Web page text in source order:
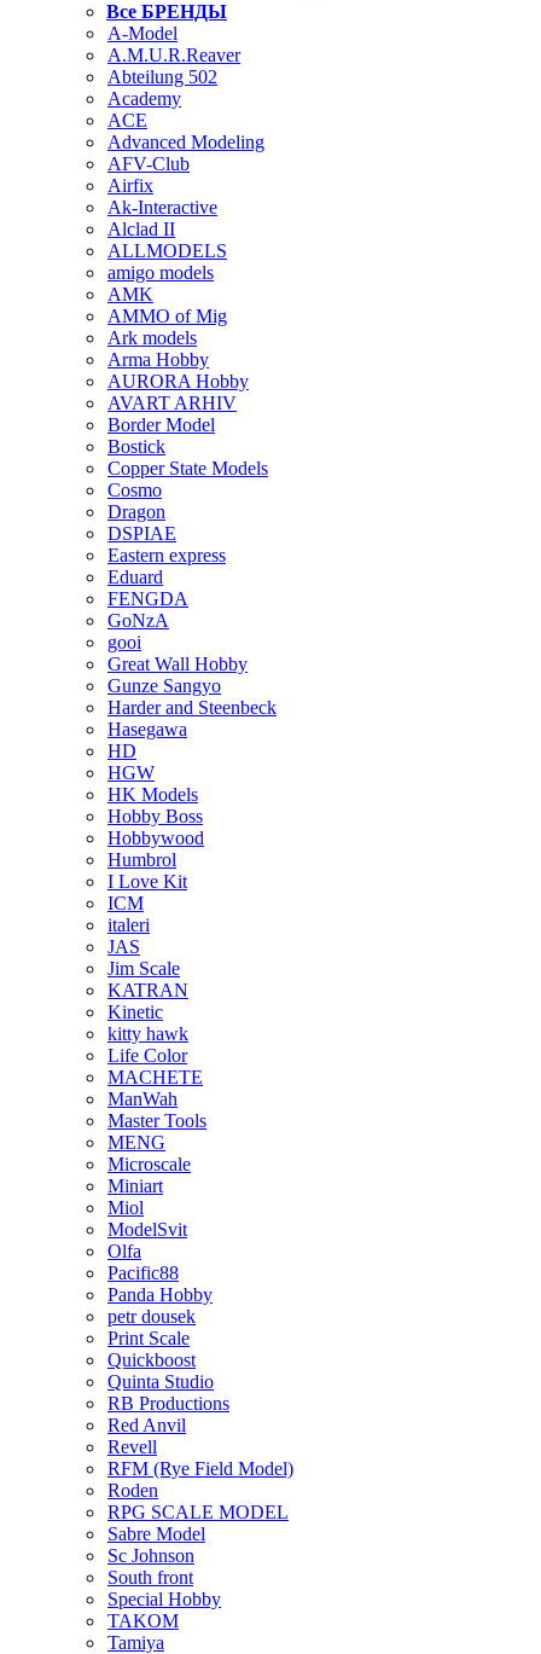
Все БРЕНДЫ
A-Model
A.M.U.R.Reaver
Abteilung 502
Academy
ACE
Advanced Modeling
AFV-Club
Airfix
Ak-Interactive
Alclad II
ALLMODELS
amigo models
AMK
AMMO of Mig
Ark models
Arma Hobby
AURORA Hobby
AVART ARHIV
Border Model
Bostick
Copper State Models
Cosmo
Dragon
DSPIAE
Eastern express
Eduard
FENGDA
GoNzA
gooi
Great Wall Hobby
Gunze Sangyo
Harder and Steenbeck
Hasegawa
HD
HGW
HK Models
Hobby Boss
Hobbywood
Humbrol
I Love Kit
ICM
italeri
JAS
Jim Scale
KATRAN
Kinetic
kitty hawk
Life Color
MACHETE
ManWah
Master Tools
MENG
Microscale
Miniart
Miol
ModelSvit
Olfa
Pacific88
Panda Hobby
petr dousek
Print Scale
Quickboost
Quinta Studio
RB Productions
Red Anvil
Revell
RFM (Rye Field Model)
Roden
RPG SCALE MODEL
Sabre Model
Sc Johnson
South front
Special Hobby
TAKOM
Tamiya